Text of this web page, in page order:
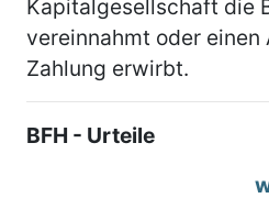
Kapitalgesellschaft die
vereinnahmt oder einen
Zahlung erwirbt.
BFH - Urteile